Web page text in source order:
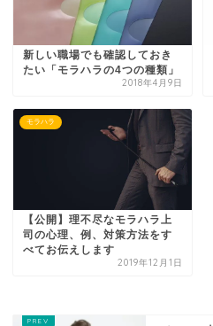
新しい職場でも確認しておき
たい「モラハラの4つの種類」
2018年4月9日
モラハラ
【公開】理不尽なモラハラ上
司の心理、例、対策方法をす
べてお伝えします
2019年12月1日